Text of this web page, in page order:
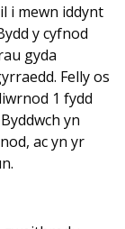
i mewn iddynt
y cyfnod
gyda
Felly os
1 fydd
yn
ac yn yr